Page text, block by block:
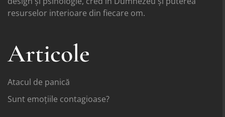
resurselor interioare din fiecare om.
Articole
Atacul de panică
Sunt emoțiile contagioase?